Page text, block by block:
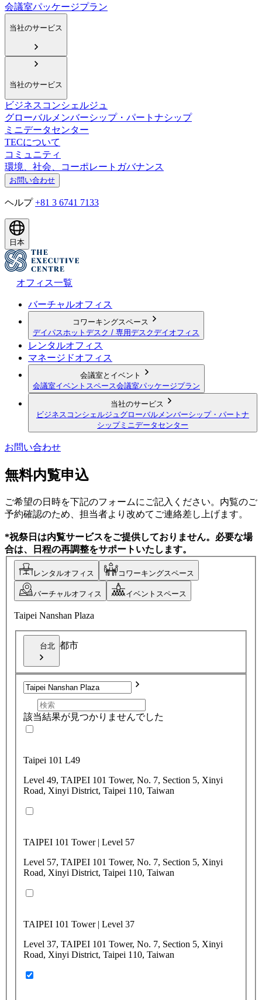
会議室パッケージプラン
当社のサービス
当社のサービス
ビジネスコンシェルジュ
グローバルメンバーシップ・パートナシップ
ミニデータセンター
TECについて
コミュニティ
環境、社会、コーポレートガバナンス
お問い合わせ
ヘルプ +81 3 6741 7133
日本
オフィス一覧
バーチャルオフィス
コワーキングスペース
デイパス ホットデスク / 専用デスクデイオフィス
レンタルオフィス
マネージドオフィス
会議室とイベント
会議室イベントスペース会議室パッケージプラン
当社のサービス
ビジネスコンシェルジュ グローバルメンバーシップ・パートナ
シップミニデータセンター
お問い合わせ
無料内覧申込
ご希望の日時を下記のフォームにご記入ください。内覧のご
予約確認のため、担当者より改めてご連絡差し上げます。
*祝祭日は内覧サービスをご提供しておりません。必要な場
合は、日程の再調整をサポートいたします。
レンタルオフィス コワーキングスペース
バーチャルオフィス イベントスペース
Taipei Nanshan Plaza
台北 都市
該当結果が見つかりませんでした
Taipei 101 L49
Level 49, TAIPEI 101 Tower, No. 7, Section 5, Xinyi
Road, Xinyi District, Taipei 110, Taiwan
TAIPEI 101 Tower | Level 57
Level 57, TAIPEI 101 Tower, No. 7, Section 5, Xinyi
Road, Xinyi District, Taipei 110, Taiwan
TAIPEI 101 Tower | Level 37
Level 37, TAIPEI 101 Tower, No. 7, Section 5, Xinyi
Road, Xinyi District, Taipei 110, Taiwan